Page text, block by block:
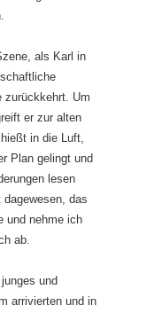
als Karl in
zurückkehrt. Um
er zur alten
in die Luft,
Plan gelingt und
lesen
das
und nehme ich
ab.
und
arrivierten und in